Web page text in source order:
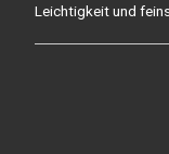
Leichtigkeit und